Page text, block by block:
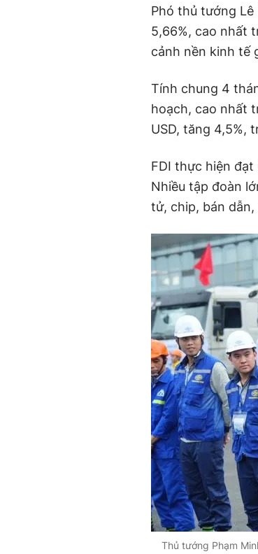
Phó thủ tướng
5,66%, cao nhất
cảnh nền kinh tế
Tính chung 4
hoạch, cao nhất
USD, tăng 4,5%,
FDI thực hiện đạt
Nhiều tập đoàn
tử, chip, bán
Thủ tướng Phạm